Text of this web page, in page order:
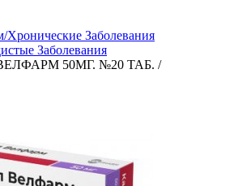
Заболевания
Заболевания
50МГ. №20 ТАБ. /